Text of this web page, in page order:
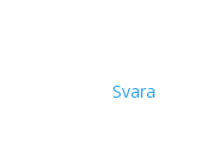
Svara